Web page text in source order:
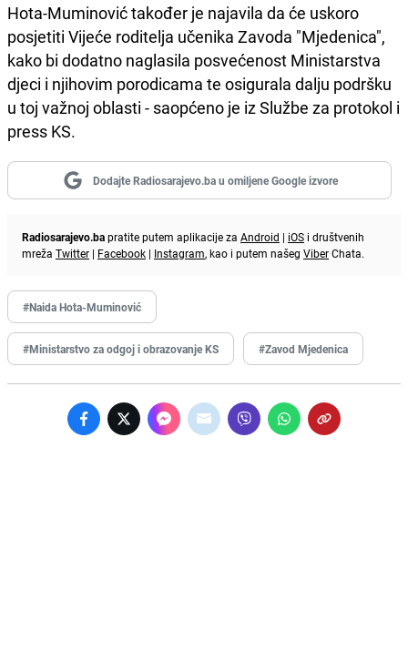
Hota-Muminović također je najavila da će uskoro
posjetiti Vijeće roditelja učenika Zavoda "Mjedenica",
kako bi dodatno naglasila posvećenost Ministarstva
djeci i njihovim porodicama te osigurala dalju podršku
u toj važnoj oblasti - saopćeno je iz Službe za protokol i
press KS.
Dodajte Radiosarajevo.ba u omiljene Google izvore
Radiosarajevo.bapratite putem aplikacije za Android | iOS i društvenih
mreža Twitter | Facebook | Instagram, kao i putem našeg ViberChata.
#Naida Hota-Muminović
#Ministarstvo za odgoj i obrazovanje KS #Zavod Mjedenica